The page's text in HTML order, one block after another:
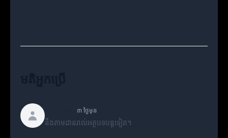
៣ ថ្ងៃមុន
នឹងតាមដានរាល់អត្ថបទបន្តទៀត។